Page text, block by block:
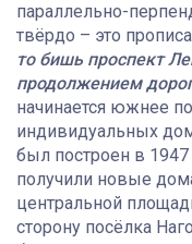
параллельно-
твёрдо – это
то бишь проспект
продолжением
начинается южнее
индивидуальных
был построен в
получили новые
центральной
сторону посёлка